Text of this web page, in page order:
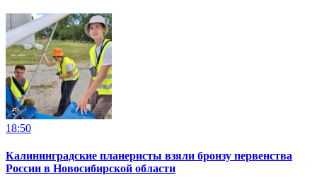
18:50
Калининградские планеристы взяли бронзу первенства
России в Новосибирской области